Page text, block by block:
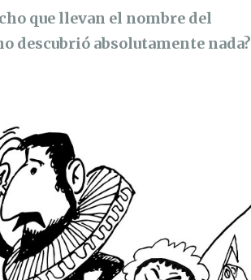
que llevan el nombre del
descubrió absolutamente nada?